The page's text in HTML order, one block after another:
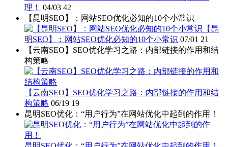
理！
04/03 42
【昆明SEO】：网站SEO优化必知的10个小常识
【昆
明SEO】：网站SEO优化必知的10个小常识 07/01 21
【云南SEO】SEO优化学习之路：内部链接的作用和结
构策略
【云南SEO】SEO优化学习之路：内部链接的作用和结
构策略 06/19 19
昆明SEO优化：“用户行为”在网站优化中起到的作用！